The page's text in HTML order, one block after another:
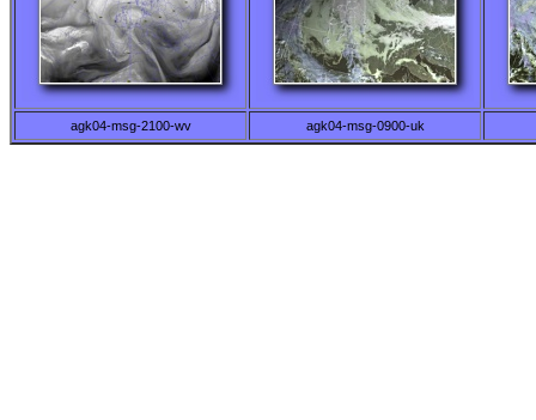
agk04-msg-2100-wv agk04-msg-0900-uk